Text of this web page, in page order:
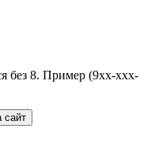
без 8. Пример (9хх-ххх-
сайт